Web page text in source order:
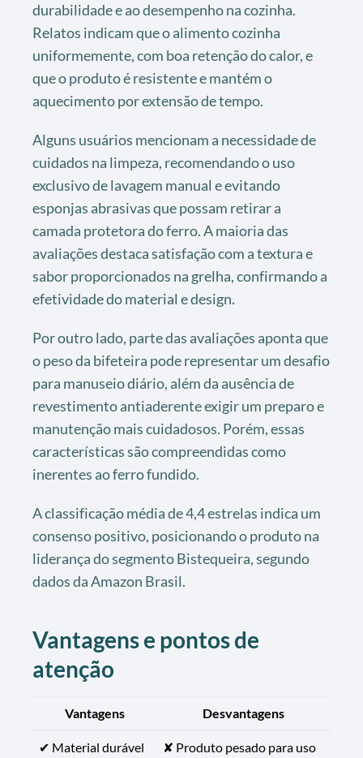
durabilidade e ao desempenho na cozinha.
Relatos indicam que o alimento cozinha
uniformemente, com boa retenção do calor, e
que o produto é resistente e mantém o
aquecimento por extensão de tempo.
Alguns usuários mencionam a necessidade de
cuidados na limpeza, recomendando o uso
exclusivo de lavagem manual e evitando
esponjas abrasivas que possam retirar a
camada protetora do ferro. A maioria das
avaliações destaca satisfação com a textura e
sabor proporcionados na grelha, confirmando a
efetividade do material e design.
Por outro lado, parte das avaliações aponta que
o peso da bifeteira pode representar um desafio
para manuseio diário, além da ausência de
revestimento antiaderente exigir um preparo e
manutenção mais cuidadosos. Porém, essas
características são compreendidas como
inerentes ao ferro fundido.
A classificação média de 4,4 estrelas indica um
consenso positivo, posicionando o produto na
liderança do segmento Bistequeira, segundo
dados da Amazon Brasil.
Vantagens e pontos de
atenção
Vantagens Desvantagens
✔ Material durável
✘ Produto pesado para uso